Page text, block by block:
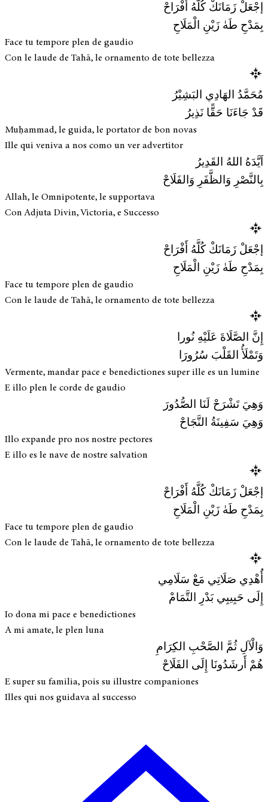
إجْعَلْ زَمَانَكْ كُلَّهُ أَفْرَاحْ
بِمَدْحِ طَهٰ زَيْنِ الْمَلَاحِ
Face tu tempore plen de gaudio
Con le laude de Tahā, le ornamento de tote bellezza
مُحَمَّدُ الهَادِي البَشِيْرُ
قَدْ جَاءَنَا حَقًّا نَذِيرُ
Muḥammad, le guida, le portator de bon novas
Ille qui veniva a nos como un ver advertitor
اَيَّدَهُ اللهُ القَدِيرُ
بِالنَّصْرِ وَالظَّفَرِ وَالفَلَاحْ
Allah, le Omnipotente, le supportava
Con Adjuta Divin, Victoria, e Successo
إجْعَلْ زَمَانَكْ كُلَّهُ أَفْرَاحْ
بِمَدْحِ طَهٰ زَيْنِ الْمَلَاحِ
Face tu tempore plen de gaudio
Con le laude de Tahā, le ornamento de tote bellezza
إِنَّ الصَّلَاةَ عَلَيْهِ نُورا
وَتَمْلَأُ القَلْبَ سُرُورَا
Vermente, mandar pace e benedictiones super ille es un lumine
E illo plen le corde de gaudio
وَهِيَ تَشْرَحْ لَنَا الصُّدُورَ
وَهِيَ سَفِينَةُ النَّجَاحْ
Illo expande pro nos nostre pectores
E illo es le nave de nostre salvation
إجْعَلْ زَمَانَكْ كُلَّهُ أَفْرَاحْ
بِمَدْحِ طَهٰ زَيْنِ الْمَلَاحِ
Face tu tempore plen de gaudio
Con le laude de Tahā, le ornamento de tote bellezza
أُهْدِي صَلَاتِي مَعْ سَلَامِي
إِلَى حَبِيبِي بَدْرِ التَّمَامْ
Io dona mi pace e benedictiones
A mi amate, le plen luna
وَالْآلِ ثُمَّ الصَّحْبِ الكِرَامِ
هُمْ أَرشَدُونَا إِلَى الفَلَاحْ
E super su familia, pois su illustre companiones
Illes qui nos guidava al successo